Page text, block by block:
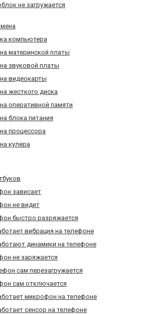
не загружается
компьютера
материнской платы
звуковой платы
видеокарты
жесткого диска
оперативной памяти
блока питания
процессора
кулера
зависает
не видит
быстро разряжается
вибрация на телефоне
динамики на телефоне
не заряжается
сам перезагружается
сам отключается
микрофон на телефоне
сенсор на телефоне